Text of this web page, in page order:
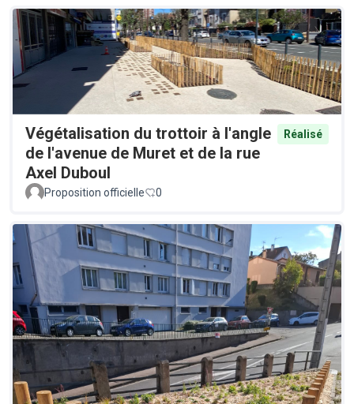
Végétalisation du trottoir à l'angle
de l'avenue de Muret et de la rue
Axel Duboul
Réalisé
Proposition officielle 0